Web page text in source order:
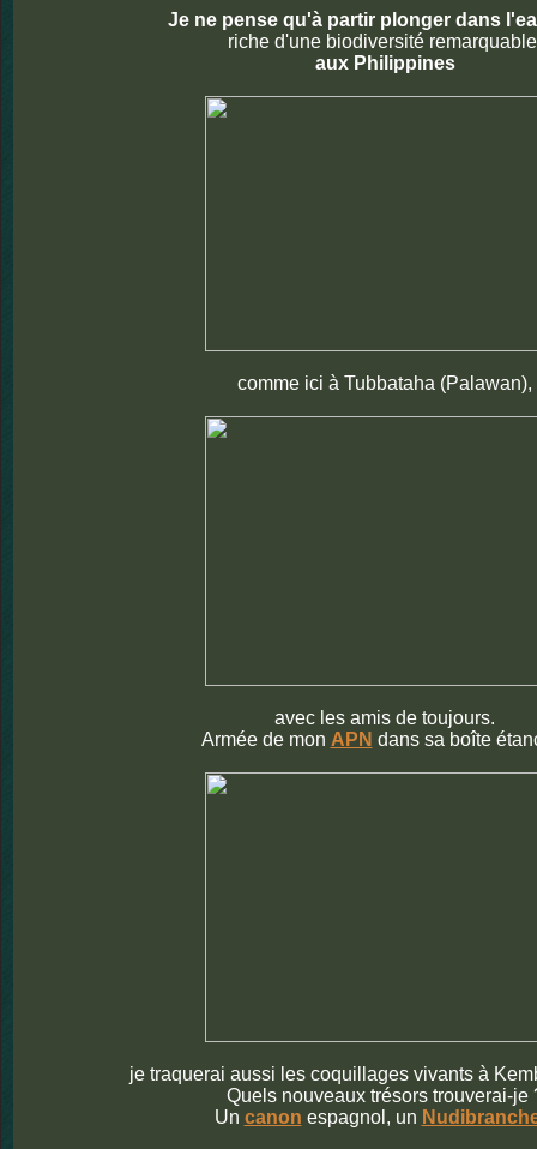
Je ne pense qu'à partir plonger dans
riche d'une biodiversité
aux Philippines
comme ici à Tubbataha (Palawan),
avec les amis de toujours.
Armée de mon APN dans sa boîte
je traquerai aussi les coquillages vivants à
Quels nouveaux trésors trouverai-je
Un canon espagnol, un